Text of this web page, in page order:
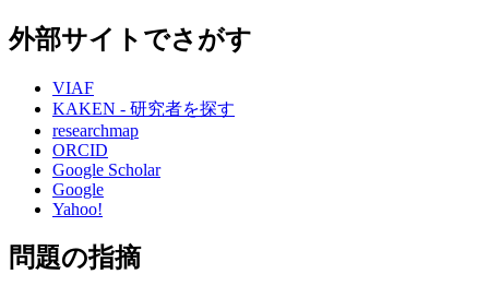
外部サイトでさがす
VIAF
KAKEN - 研究者を探す
researchmap
ORCID
Google Scholar
Google
Yahoo!
問題の指摘